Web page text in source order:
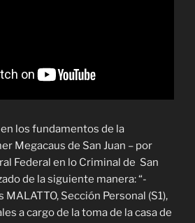
los fundamentos de la
Megacaus de San Juan – por
Federal en lo Criminal de San
de la siguiente manera: “-
Sección Personal (S1),
a cargo de la toma de la casa de